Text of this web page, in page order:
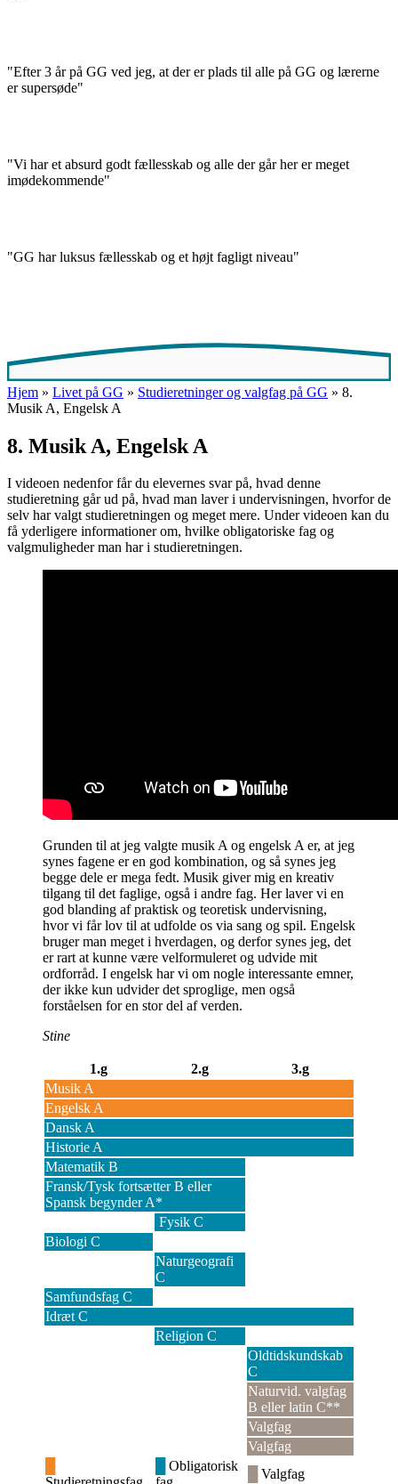
"Efter 3 år på GG ved jeg, at der er plads til alle på GG og lærerne
er supersøde"
"Vi har et absurd godt fællesskab og alle der går her er meget
imødekommende"
"GG har luksus fællesskab og et højt fagligt niveau"
Hjem » Livet på GG » Studieretninger og valgfag på GG » 8.
Musik A, Engelsk A
8. Musik A, Engelsk A
I videoen nedenfor får du elevernes svar på, hvad denne
studieretning går ud på, hvad man laver i undervisningen, hvorfor de
selv har valgt studieretningen og meget mere. Under videoen kan du
få yderligere informationer om, hvilke obligatoriske fag og
valgmuligheder man har i studieretningen.
Grunden til at jeg valgte musik A og engelsk A er, at jeg
synes fagene er en god kombination, og så synes jeg
begge dele er mega fedt. Musik giver mig en kreativ
tilgang til det faglige, også i andre fag. Her laver vi en
god blanding af praktisk og teoretisk undervisning,
hvor vi får lov til at udfolde os via sang og spil. Engelsk
bruger man meget i hverdagen, og derfor synes jeg, det
er rart at kunne være velformuleret og udvide mit
ordforråd. I engelsk har vi om nogle interessante emner,
der ikke kun udvider det sproglige, men også
forståelsen for en stor del af verden.
Stine
1.g 2.g
3.g
Musik A
Engelsk A
Dansk A
Historie A
Matematik B
Fransk/Tysk fortsætter B eller
Spansk begynder A*
Fysik C
Biologi C
Naturgeografi
C
Samfundsfag C
Idræt C
Religion C
Oldtidskundskab
C
Naturvid. valgfag
B eller latin C**
Valgfag
Valgfag
Obligatorisk
Valgfag